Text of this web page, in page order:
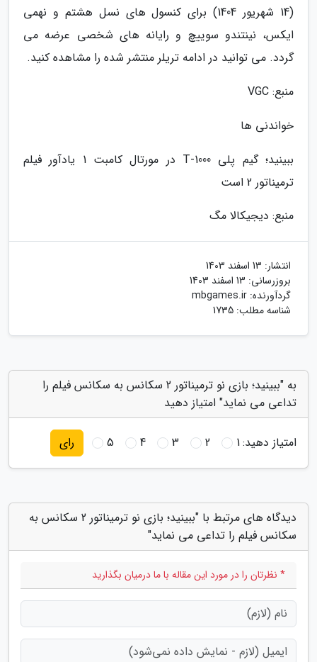
(14 شهریور 1404) برای کنسول های نسل هشتم و نهمی
ایکس، نینتندو سوییچ و رایانه های شخصی عرضه می
گردد. می توانید در ادامه تریلر منتشر شده را مشاهده کنید.
منبع: VGC
خواندنی ها
ببینید؛ گیم پلی T-1000 در مورتال کامبت 1 یادآور فیلم
ترمیناتور 2 است
منبع: دیجیکالا مگ
انتشار: 13 اسفند 1403
بروزرسانی: 13 اسفند 1403
گردآورنده: mbgames.ir
شناسه مطلب: 1735
به "ببینید؛ بازی نو ترمیناتور 2 سکانس به سکانس فیلم را
تداعی می نماید" امتیاز دهید
امتیاز دهید:1
2
3
4
5 رای
دیدگاه های مرتبط با "ببینید؛ بازی نو ترمیناتور 2 سکانس به
سکانس فیلم را تداعی می نماید"
* نظرتان را در مورد این مقاله با ما درمیان بگذارید